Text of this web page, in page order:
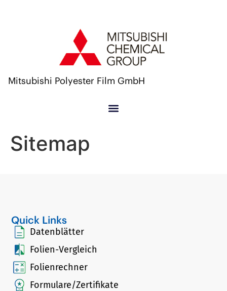
Mitsubishi Polyester Film GmbH
Sitemap
Quick Links
Datenblätter
Folien-Vergleich
Folienrechner
Formulare/Zertifikate